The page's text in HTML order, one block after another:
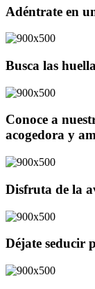
Adéntrate en
Busca las
Conoce a
acogedora y
Disfruta de la
Déjate seducir